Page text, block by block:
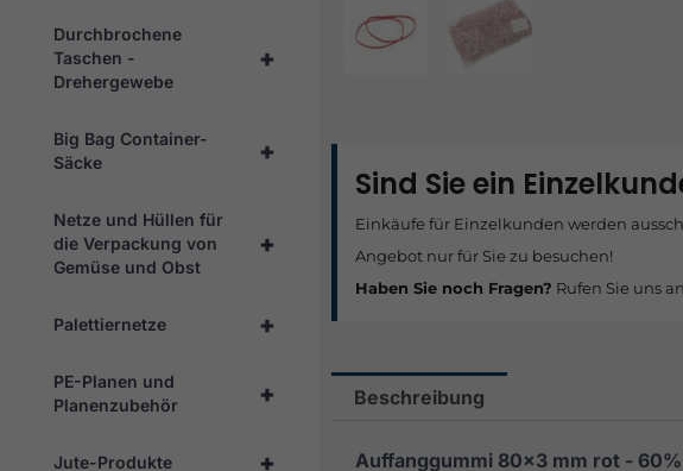
+
Durchbrochene
Taschen -
Drehergewebe
+
Big Bag Container-
Säcke
+
Netze und Hüllen für
die Verpackung von
Gemüse und Obst
+
Palettiernetze
+
PE-Planen und
Planenzubehör
+
Jute-Produkte
Sind Sie ein
Einkäufe für Einzelkunden werden
Angebot nur für Sie zu besuchen!
Haben Sie noch Fragen? Rufen Sie uns
Beschreibung
Auffanggummi 80×3 mm rot -